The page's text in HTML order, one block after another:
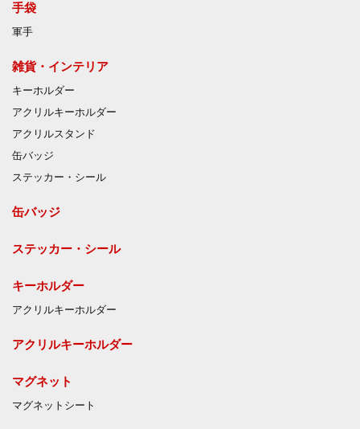
手袋
軍手
雑貨・インテリア
キーホルダー
アクリルキーホルダー
アクリルスタンド
缶バッジ
ステッカー・シール
缶バッジ
ステッカー・シール
キーホルダー
アクリルキーホルダー
アクリルキーホルダー
マグネット
マグネットシート